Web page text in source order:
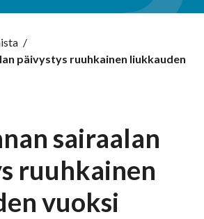
/
päivystys ruuhkainen liukkauden
sairaalan
ruuhkainen
vuoksi